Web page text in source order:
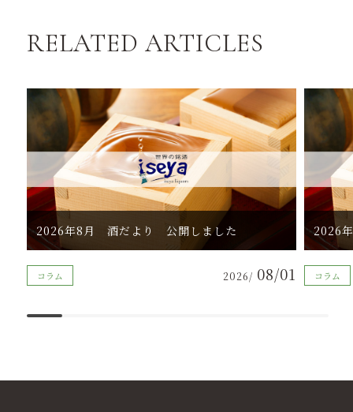
RELATED ARTICLES
コラム 2026/ 08/01
2026年8月 酒だより 公開しました
コラム
2026